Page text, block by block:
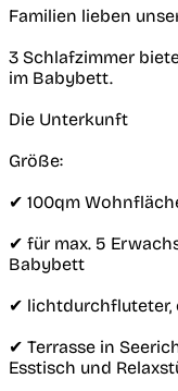
Familien lieben
3 Schlafzimmer
im Babybett.
Die Unterkunft
Größe:
✔︎ 100qm
✔︎ für max. 5
Babybett
✔︎ lichtdurchfluteter,
✔︎ Terrasse in
Esstisch und